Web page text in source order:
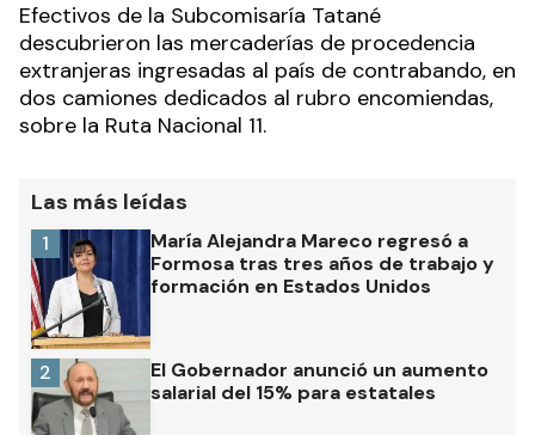
Efectivos de la Subcomisaría Tatané
descubrieron las mercaderías de procedencia
extranjeras ingresadas al país de contrabando, en
dos camiones dedicados al rubro encomiendas,
sobre la Ruta Nacional 11.
Las más leídas
María Alejandra Mareco regresó a
Formosa tras tres años de trabajo y
formación en Estados Unidos
1
El Gobernador anunció un aumento
salarial del 15% para estatales
2